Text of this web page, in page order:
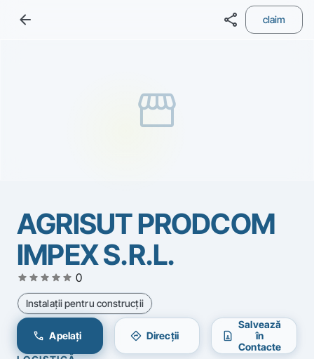
arrow_back share claim
storefront
AGRISUT PRODCOM
IMPEX S.R.L.
star star star star star 0
Instalaţii pentru construcţii
call Apelați directions Direcții contact_page
Salvează
în
Contacte